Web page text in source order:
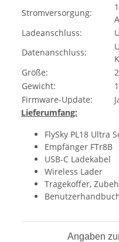
Stromversorgung:
Ladeanschluss:
Datenanschluss:
Größe:
Gewicht:
Firmware-Update:
Lieferumfang:
FlySky PL18 Ultra
Empfänger FTr8B
USB-C Ladekabel
Wireless Lader
Tragekoffer,
Angaben